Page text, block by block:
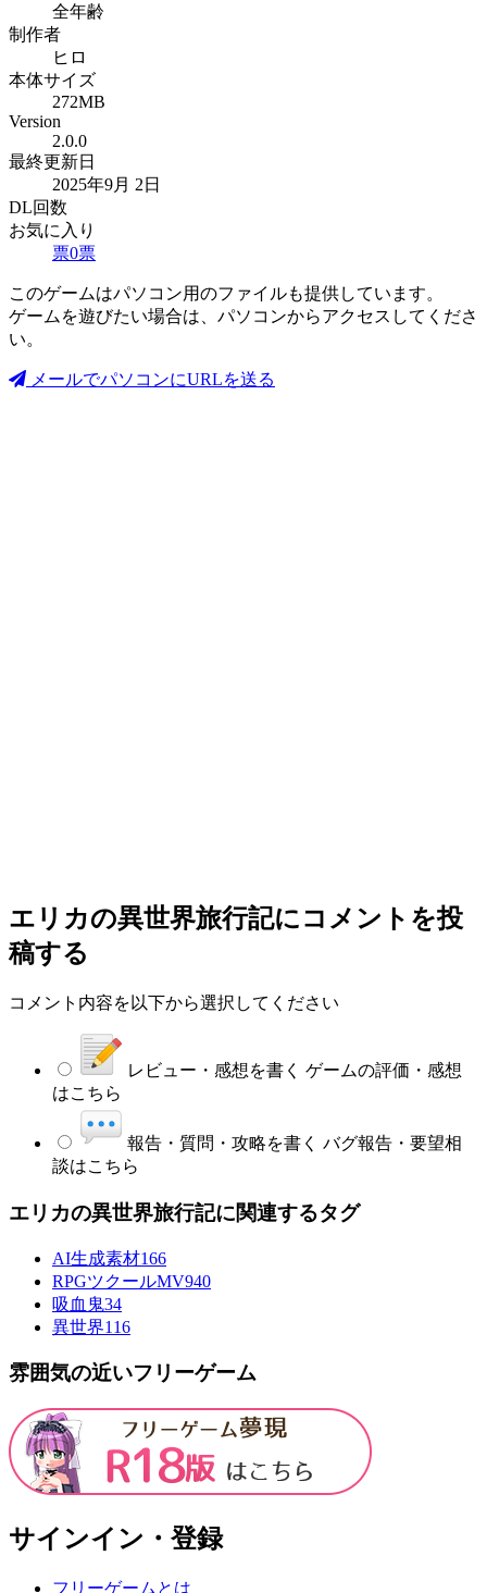
全年齢
制作者
ヒロ
本体サイズ
272MB
Version
2.0.0
最終更新日
2025年9月 2日
DL回数
お気に入り
票0票
このゲームはパソコン用のファイルも提供しています。
ゲームを遊びたい場合は、パソコンからアクセスしてくださ
い。
メールでパソコンにURLを送る
エリカの異世界旅行記にコメントを投
稿する
コメント内容を以下から選択してください
レビュー・感想を書く ゲームの評価・感想
はこちら
報告・質問・攻略を書く バグ報告・要望相
談はこちら
エリカの異世界旅行記に関連するタグ
AI生成素材166
RPGツクールMV940
吸血鬼34
異世界116
雰囲気の近いフリーゲーム
サインイン・登録
フリーゲームとは